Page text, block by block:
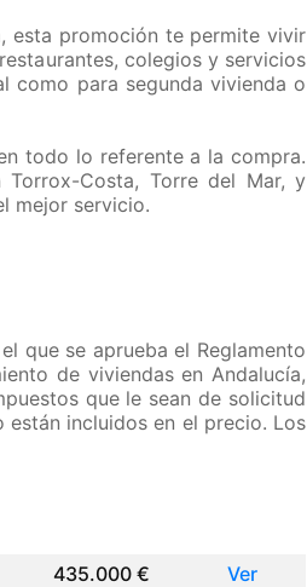
esta promoción te permite vivir
colegios y servicios
como para segunda vivienda o
todo lo referente a la compra.
Costa, Torre del Mar, y
mejor servicio.
que se aprueba el Reglamento
de viviendas en Andalucía,
que le sean de solicitud
incluidos en el precio. Los
435.000 €
Ver